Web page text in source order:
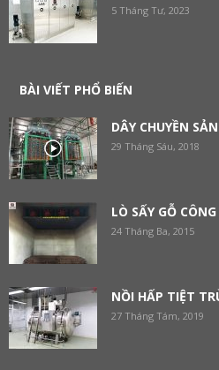
5 Tháng Tư, 2023
BÀI VIẾT PHỔ BIẾN
DÂY CHUYỀN
29 Tháng Sáu, 2018
LÒ SẤY GỖ
24 Tháng Ba, 2015
NỒI HẤP TIỆT
27 Tháng Tám, 2019